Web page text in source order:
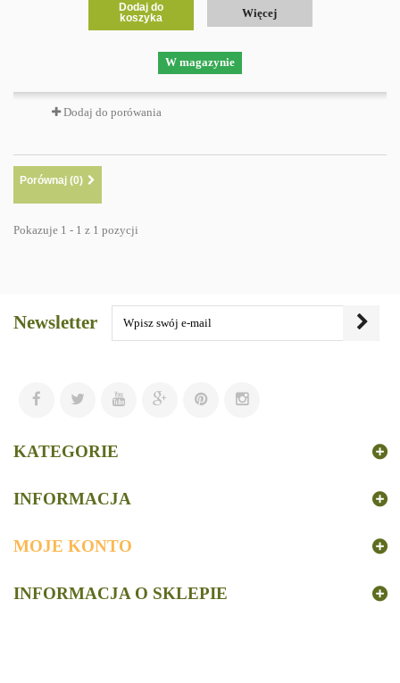
Dodaj do
koszyka
Więcej
W magazynie
Dodaj do porówania
Porównaj (0)
Pokazuje 1 - 1 z 1 pozycji
Newsletter
KATEGORIE
INFORMACJA
MOJE KONTO
INFORMACJA O SKLEPIE